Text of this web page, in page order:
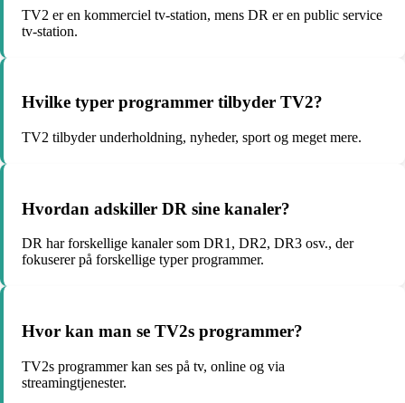
TV2 er en kommerciel tv-station, mens DR er en public service
tv-station.
Hvilke typer programmer tilbyder TV2?
TV2 tilbyder underholdning, nyheder, sport og meget mere.
Hvordan adskiller DR sine kanaler?
DR har forskellige kanaler som DR1, DR2, DR3 osv., der
fokuserer på forskellige typer programmer.
Hvor kan man se TV2s programmer?
TV2s programmer kan ses på tv, online og via
streamingtjenester.